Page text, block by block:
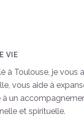
VIE
à Toulouse, je
vous aide à
à un
et spirituelle.